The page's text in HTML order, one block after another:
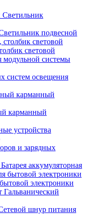
Светильник
подвесной
световой
модульной системы
систем освещения
карманный
устройства
и зарядных
Батарея аккумуляторная
электроники
Гальванический
шнур питания